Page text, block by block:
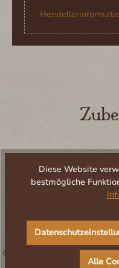
Produktgalerie
Diese Website
bestmögliche
Alle